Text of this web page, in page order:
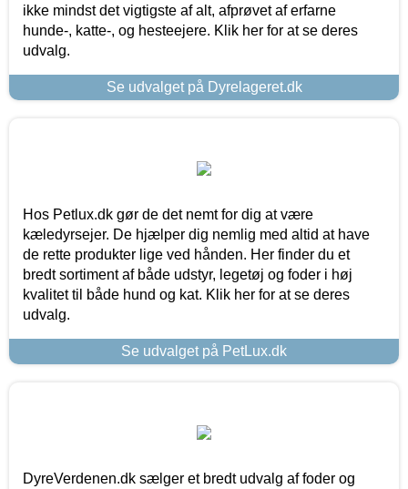
ikke mindst det vigtigste af alt, afprøvet af erfarne
hunde-, katte-, og hesteejere. Klik her for at se deres
udvalg.
Se udvalget på Dyrelageret.dk
Hos Petlux.dk gør de det nemt for dig at være
kæledyrsejer. De hjælper dig nemlig med altid at have
de rette produkter lige ved hånden. Her finder du et
bredt sortiment af både udstyr, legetøj og foder i høj
kvalitet til både hund og kat. Klik her for at se deres
udvalg.
Se udvalget på PetLux.dk
DyreVerdenen.dk sælger et bredt udvalg af foder og